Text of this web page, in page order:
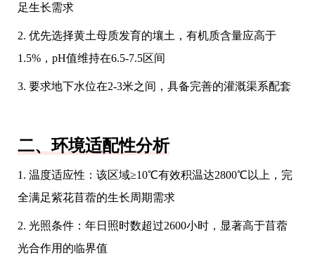
足生长需求
2. 优先选择黄土母质发育的壤土，有机质含量应高于
1.5%，pH值维持在6.5-7.5区间
3. 要求地下水位在2-3米之间，具备完善的灌溉渠系配套
二、环境适配性分析
1. 温度适应性：该区域≥10℃有效积温达2800℃以上，完
全满足紫花苜蓿的生长周期需求
2. 光照条件：年日照时数超过2600小时，显著高于苜蓿
光合作用的临界值